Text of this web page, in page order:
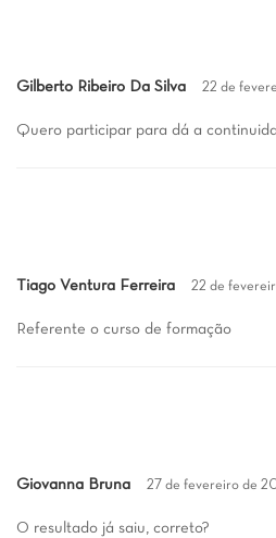
Gilberto Ribeiro Da Silva 22 de
Quero participar para dá a
Tiago Ventura Ferreira 22 de
Referente o curso de formação
Giovanna Bruna 27 de fevereiro de
O resultado já saiu, correto?